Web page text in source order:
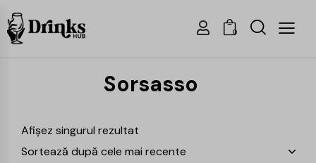
0
Sorsasso
Afișez singurul rezultat